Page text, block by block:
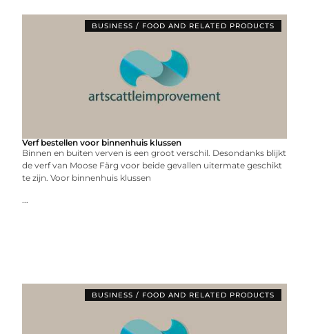
BUSINESS / FOOD AND RELATED PRODUCTS
Verf bestellen voor binnenhuis klussen
Binnen en buiten verven is een groot verschil. Desondanks blijkt
de verf van Moose Färg voor beide gevallen uitermate geschikt
te zijn. Voor binnenhuis klussen
...
BUSINESS / FOOD AND RELATED PRODUCTS